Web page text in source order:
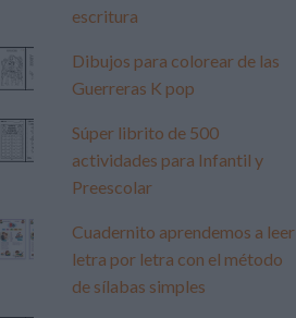
escritura
Dibujos para colorear de las
Guerreras K pop
Súper librito de 500
actividades para Infantil y
Preescolar
Cuadernito aprendemos a leer
letra por letra con el método
de sílabas simples